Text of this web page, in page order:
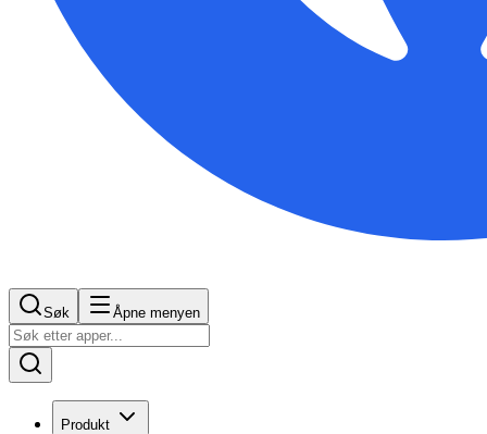
Søk Åpne menyen
Produkt